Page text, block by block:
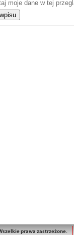
moje dane w tej
prawa zastrzeżone.